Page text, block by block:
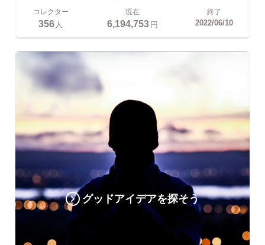
コレクター
356 人
現在
6,194,753円
終了
2022/06/10
グッドアイデアを探そう